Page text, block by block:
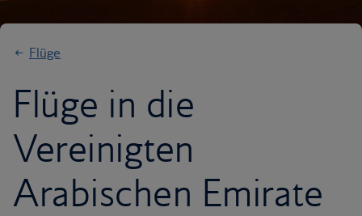
Flüge
Flüge in die
Vereinigten
Arabischen Emirate